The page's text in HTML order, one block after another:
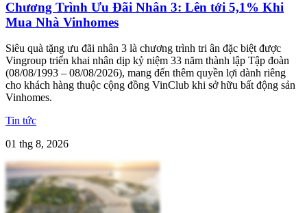
Chương Trình Ưu Đãi Nhân 3: Lên tới 5,1% Khi
Mua Nhà Vinhomes
Siêu quà tặng ưu đãi nhân 3 là chương trình tri ân đặc biệt được
Vingroup triển khai nhân dịp kỷ niệm 33 năm thành lập Tập đoàn
(08/08/1993 – 08/08/2026), mang đến thêm quyền lợi dành riêng
cho khách hàng thuộc cộng đồng VinClub khi sở hữu bất động sản
Vinhomes.
Tin tức
01 thg 8, 2026